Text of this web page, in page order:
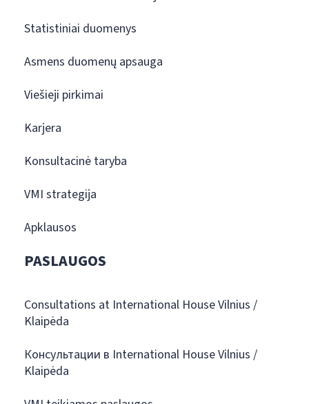
Statistiniai duomenys
Asmens duomenų apsauga
Viešieji pirkimai
Karjera
Konsultacinė taryba
VMI strategija
Apklausos
PASLAUGOS
Consultations at International House Vilnius /
Klaipėda
Консультации в International House Vilnius /
Klaipėda